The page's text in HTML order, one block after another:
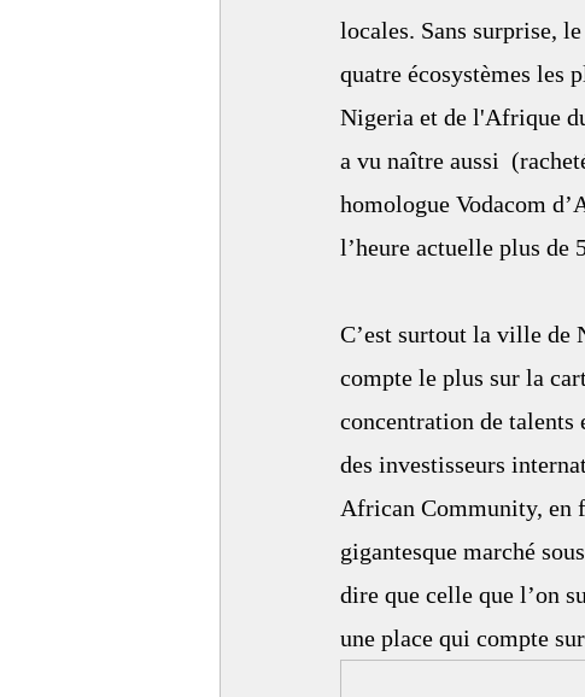
locales. Sans surprise,
quatre écosystèmes les
Nigeria et de l'Afrique
a vu naître aussi
homologue Vodacom
l’heure actuelle plus
C’est surtout la ville de
compte le plus sur la
concentration de talents
des investisseurs
African Community, en
gigantesque marché
dire que celle que l’on
une place qui compte